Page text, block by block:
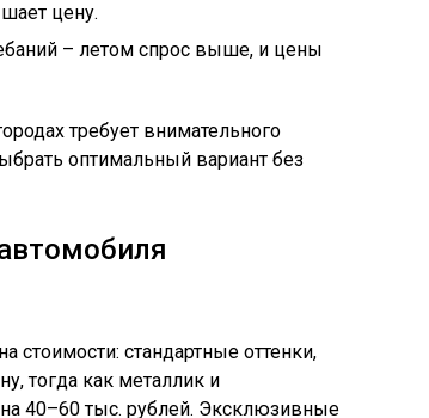
цену.
– летом спрос выше, и цены
требует внимательного
оптимальный вариант без
стоимости: стандартные оттенки,
тогда как металлик и
40–60 тыс. рублей. Эксклюзивные